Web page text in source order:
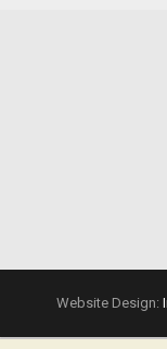
Website Design: